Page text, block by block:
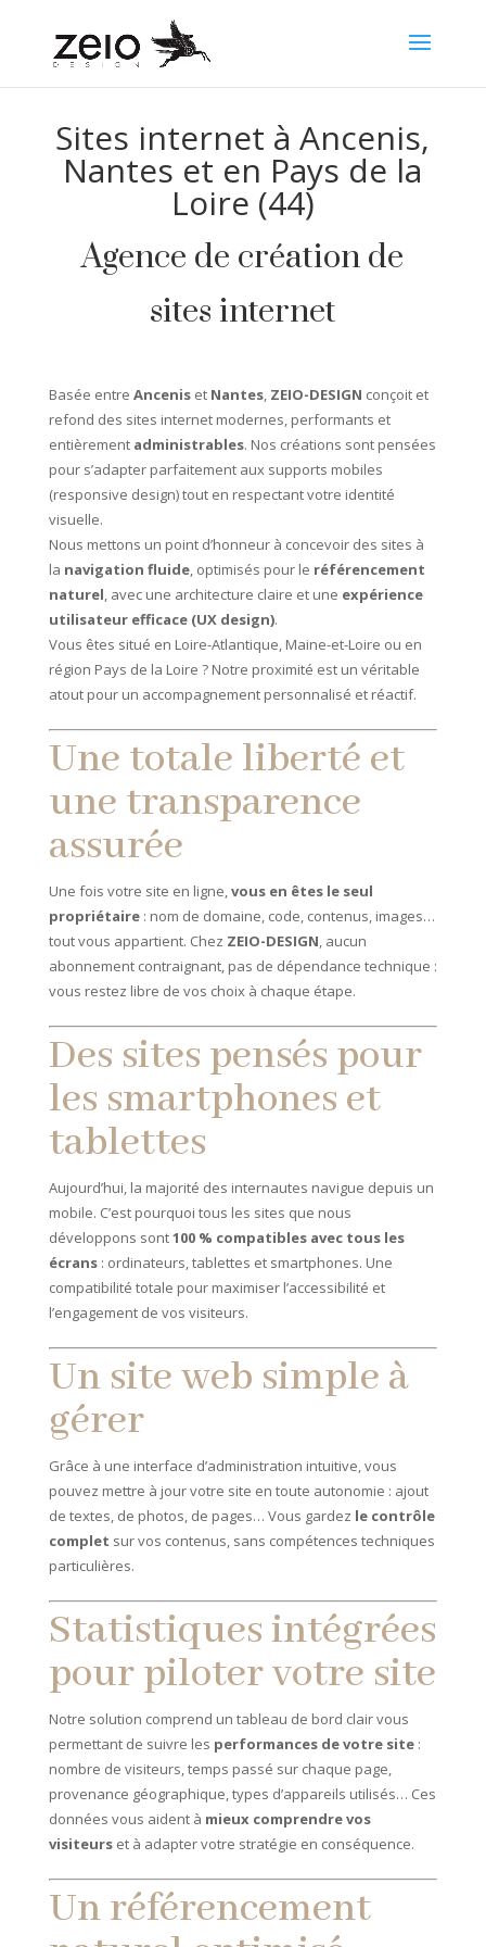
Sites internet à Ancenis,
Nantes et en Pays de la
Loire (44)
Agence de création de
sites internet
Basée entre Anceniset Nantes, ZEIO-DESIGN conçoit et
refond des sites internet modernes, performants et
entièrement administrables. Nos créations sont pensées
pour s’adapter parfaitement aux supports mobiles
(responsive design) tout en respectant votre identité
visuelle.
Nous mettons un point d’honneur à concevoir des sites à
la navigation fluide, optimisés pour le référencement
naturel, avec une architecture claire et une expérience
utilisateur efficace (UX design).
Vous êtes situé en Loire-Atlantique, Maine-et-Loire ou en
région Pays de la Loire ? Notre proximité est un véritable
atout pour un accompagnement personnalisé et réactif.
Une totale liberté et
une transparence
assurée
Une fois votre site en ligne,vous en êtes le seul
propriétaire: nom de domaine, code, contenus, images…
tout vous appartient. Chez ZEIO-DESIGN, aucun
abonnement contraignant, pas de dépendance technique :
vous restez libre de vos choix à chaque étape.
Des sites pensés pour
les smartphones et
tablettes
Aujourd’hui, la majorité des internautes navigue depuis un
mobile. C’est pourquoi tous les sites que nous
développons sont100 % compatibles avec tous les
écrans: ordinateurs, tablettes et smartphones. Une
compatibilité totale pour maximiser l’accessibilité et
l’engagement de vos visiteurs.
Un site web simple à
gérer
Grâce à une interface d’administration intuitive, vous
pouvez mettre à jour votre site en toute autonomie : ajout
de textes, de photos, de pages… Vous gardez le contrôle
complet sur vos contenus, sans compétences techniques
particulières.
Statistiques intégrées
pour piloter votre site
Notre solution comprend un tableau de bord clair vous
permettant de suivre les performances de votre site:
nombre de visiteurs, temps passé sur chaque page,
provenance géographique, types d’appareils utilisés… Ces
données vous aident à mieux comprendre vos
visiteurset à adapter votre stratégie en conséquence.
Un référencement